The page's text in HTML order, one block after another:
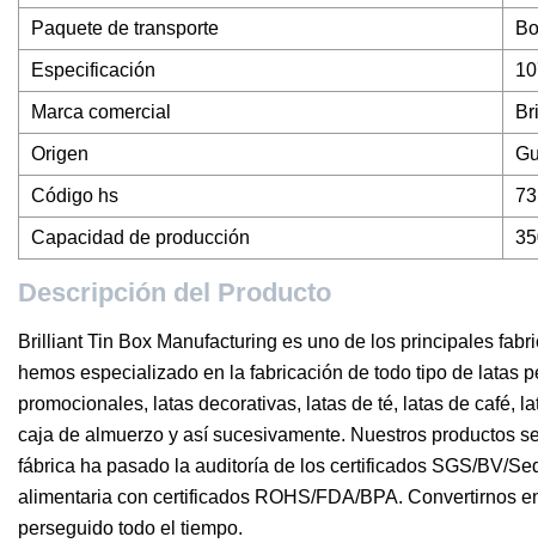
Paquete de transporte
Especificación
Marca comercial
Origen
Código hs
Capacidad de producción
Descripción del Producto
Brilliant Tin Box Manufacturing es uno de los principales
hemos especializado en la fabricación de todo tipo de latas
promocionales, latas decorativas, latas de té, latas de café,
caja de almuerzo y así sucesivamente. Nuestros productos
fábrica ha pasado la auditoría de los certificados SGS/BV/
alimentaria con certificados ROHS/FDA/BPA. Convertirnos
perseguido todo el tiempo.